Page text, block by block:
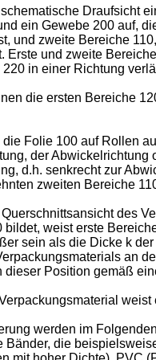
Draufsicht
ein Gewebe 200 auf,
und zweite Bereiche
Erste und zweite
in einer Richtung
die ersten Bereiche
Folie 100 auf Rollen
der
d.h. senkrecht zur
zweiten Bereiche
des
bildet, weist erste
sein als die Dicke k
an
Position gemäß
werden im
Bänder, die